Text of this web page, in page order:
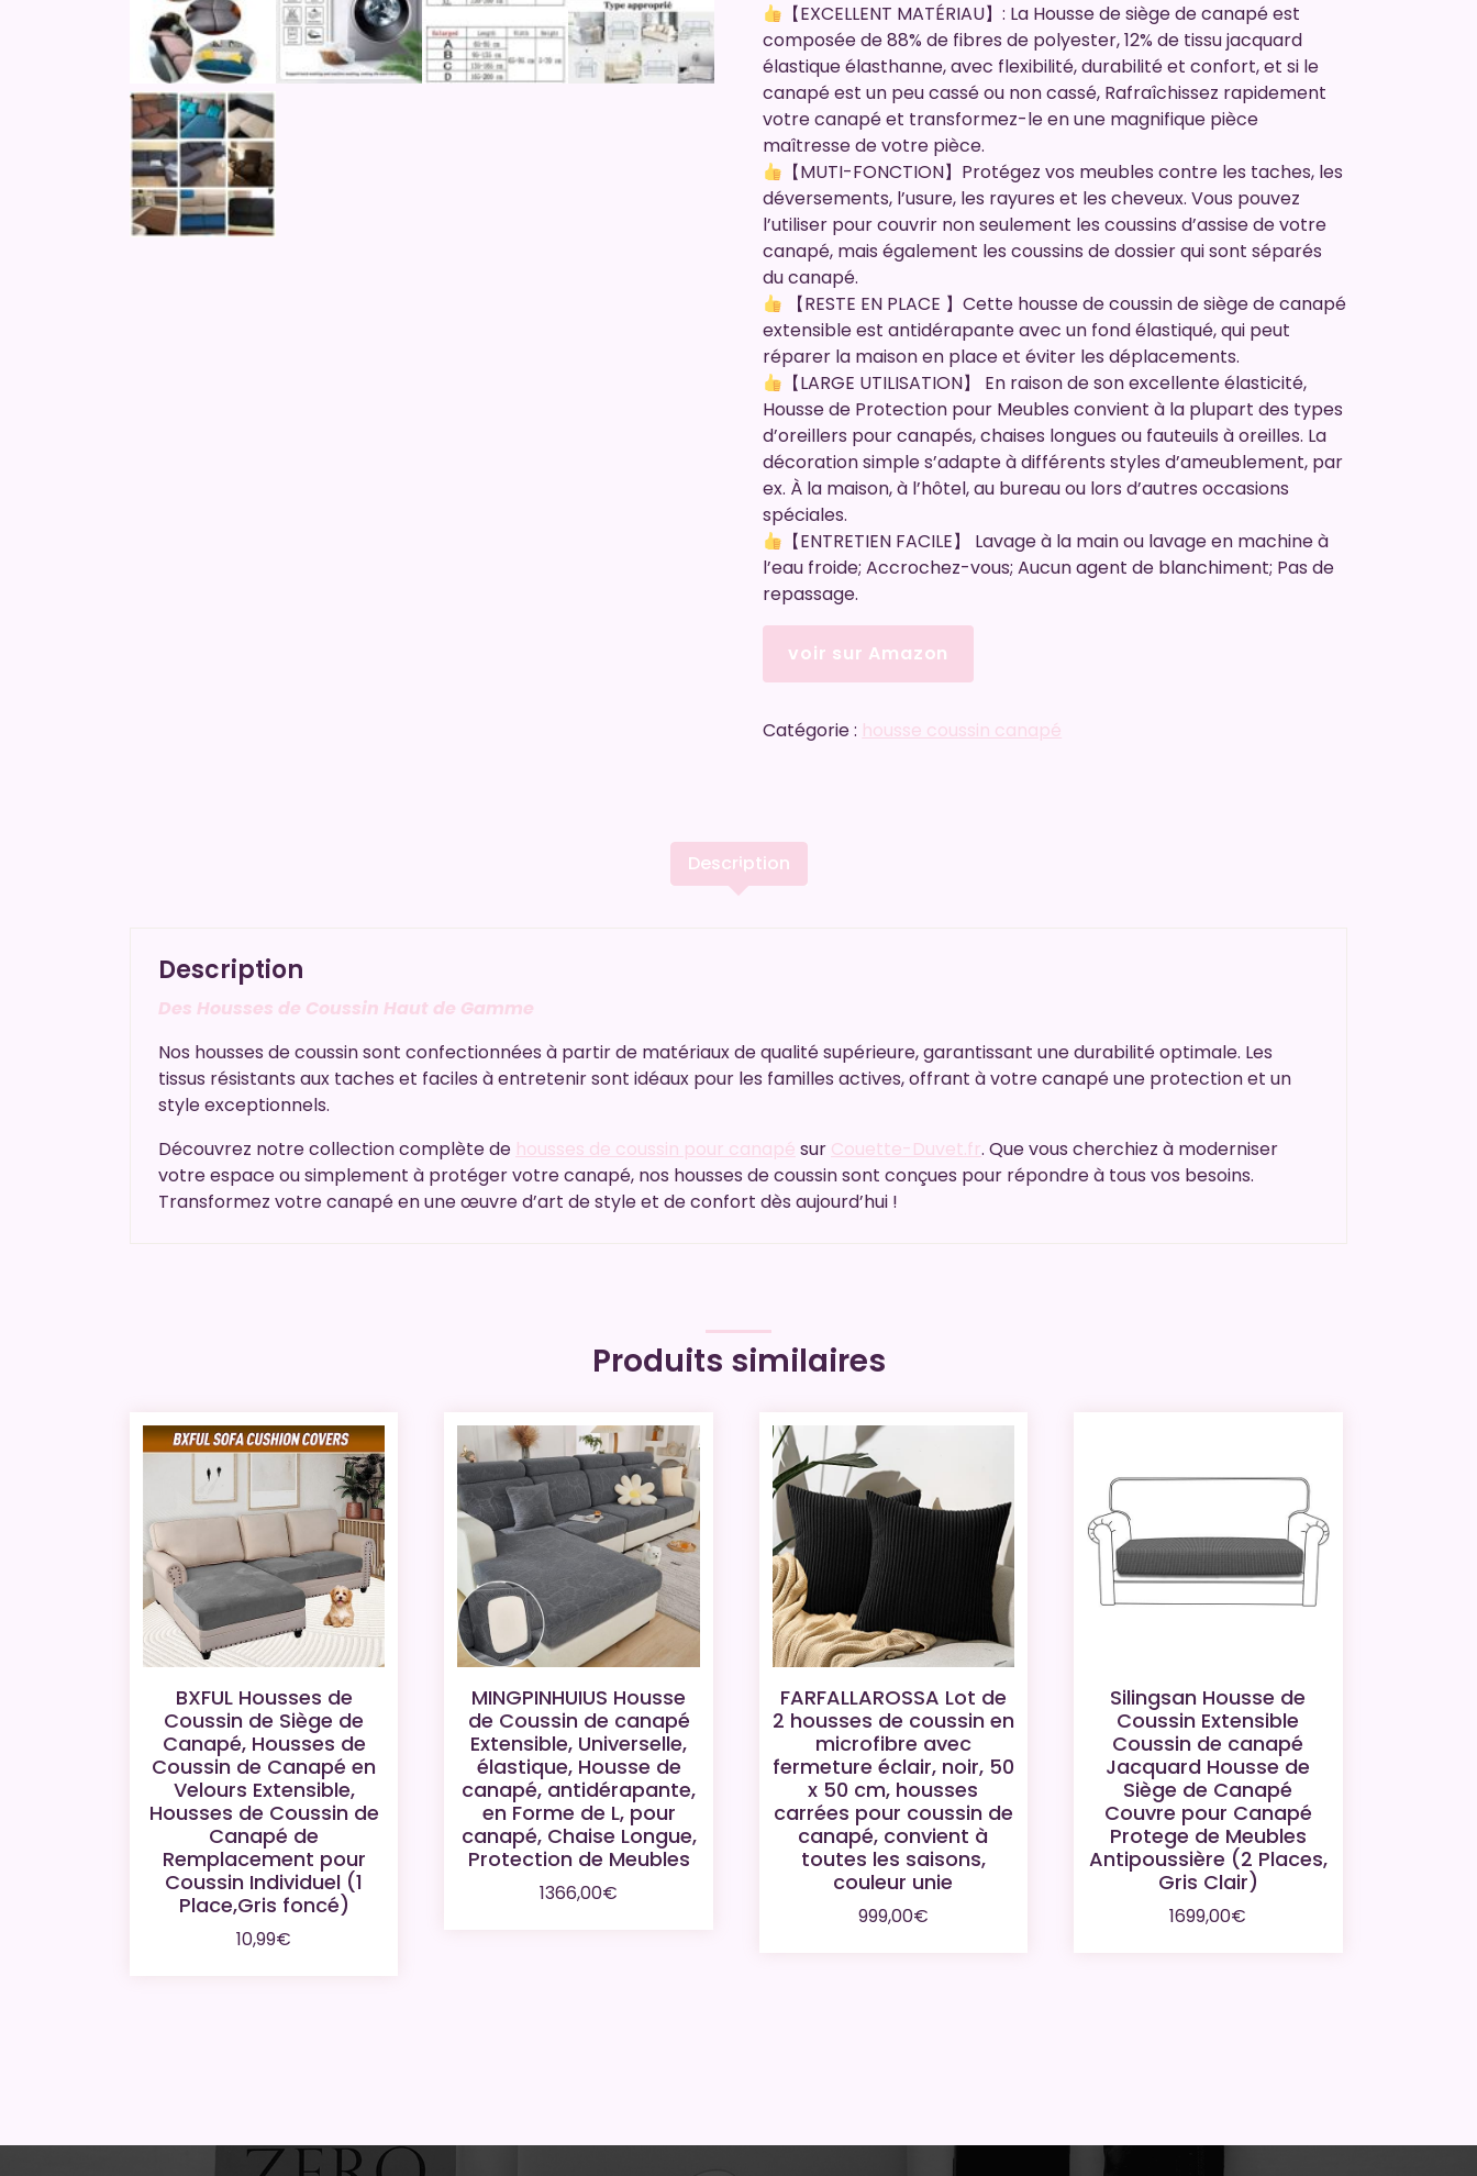
【EXCELLENT MATÉRIAU】: La Housse de siège de canapé est
composée de 88% de fibres de polyester, 12% de tissu jacquard
élastique élasthanne, avec flexibilité, durabilité et confort, et si le
canapé est un peu cassé ou non cassé, Rafraîchissez rapidement
votre canapé et transformez-le en une magnifique pièce
maîtresse de votre pièce.
【MUTI-FONCTION】Protégez vos meubles contre les taches, les
déversements, l’usure, les rayures et les cheveux. Vous pouvez
l’utiliser pour couvrir non seulement les coussins d’assise de votre
canapé, mais également les coussins de dossier qui sont séparés
du canapé.
【RESTE EN PLACE 】Cette housse de coussin de siège de canapé
extensible est antidérapante avec un fond élastiqué, qui peut
réparer la maison en place et éviter les déplacements.
【LARGE UTILISATION】 En raison de son excellente élasticité,
Housse de Protection pour Meubles convient à la plupart des types
d’oreillers pour canapés, chaises longues ou fauteuils à oreilles. La
décoration simple s’adapte à différents styles d’ameublement, par
ex. À la maison, à l’hôtel, au bureau ou lors d’autres occasions
spéciales.
【ENTRETIEN FACILE】 Lavage à la main ou lavage en machine à
l’eau froide; Accrochez-vous; Aucun agent de blanchiment; Pas de
repassage.
voir sur Amazon
Catégorie : housse coussin canapé
Description
Description
Des Housses de Coussin Haut de Gamme
Nos housses de coussin sont confectionnées à partir de matériaux de qualité supérieure, garantissant une durabilité optimale. Les
tissus résistants aux taches et faciles à entretenir sont idéaux pour les familles actives, offrant à votre canapé une protection et un
style exceptionnels.
Découvrez notre collection complète de housses de coussin pour canapé sur Couette-Duvet.fr. Que vous cherchiez à moderniser
votre espace ou simplement à protéger votre canapé, nos housses de coussin sont conçues pour répondre à tous vos besoins.
Transformez votre canapé en une œuvre d’art de style et de confort dès aujourd’hui !
Produits similaires
BXFUL Housses de
Coussin de Siège de
Canapé, Housses de
Coussin de Canapé en
Velours Extensible,
Housses de Coussin de
Canapé de
Remplacement pour
Coussin Individuel (1
Place,Gris foncé)
10,99€
MINGPINHUIUS Housse
de Coussin de canapé
Extensible, Universelle,
élastique, Housse de
canapé, antidérapante,
en Forme de L, pour
canapé, Chaise Longue,
Protection de Meubles
1366,00€
FARFALLAROSSA Lot de
2 housses de coussin en
microfibre avec
fermeture éclair, noir, 50
x 50 cm, housses
carrées pour coussin de
canapé, convient à
toutes les saisons,
couleur unie
999,00€
Silingsan Housse de
Coussin Extensible
Coussin de canapé
Jacquard Housse de
Siège de Canapé
Couvre pour Canapé
Protege de Meubles
Antipoussière (2 Places,
Gris Clair)
1699,00€